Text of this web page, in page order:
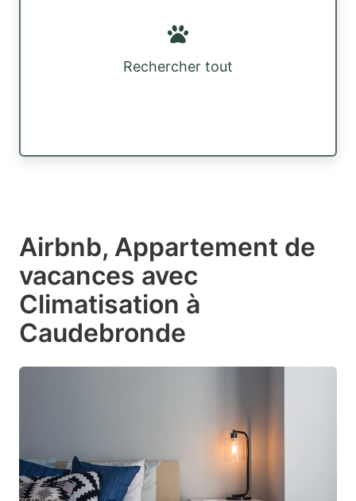
Rechercher tout
Airbnb, Appartement de
vacances avec
Climatisation à
Caudebronde